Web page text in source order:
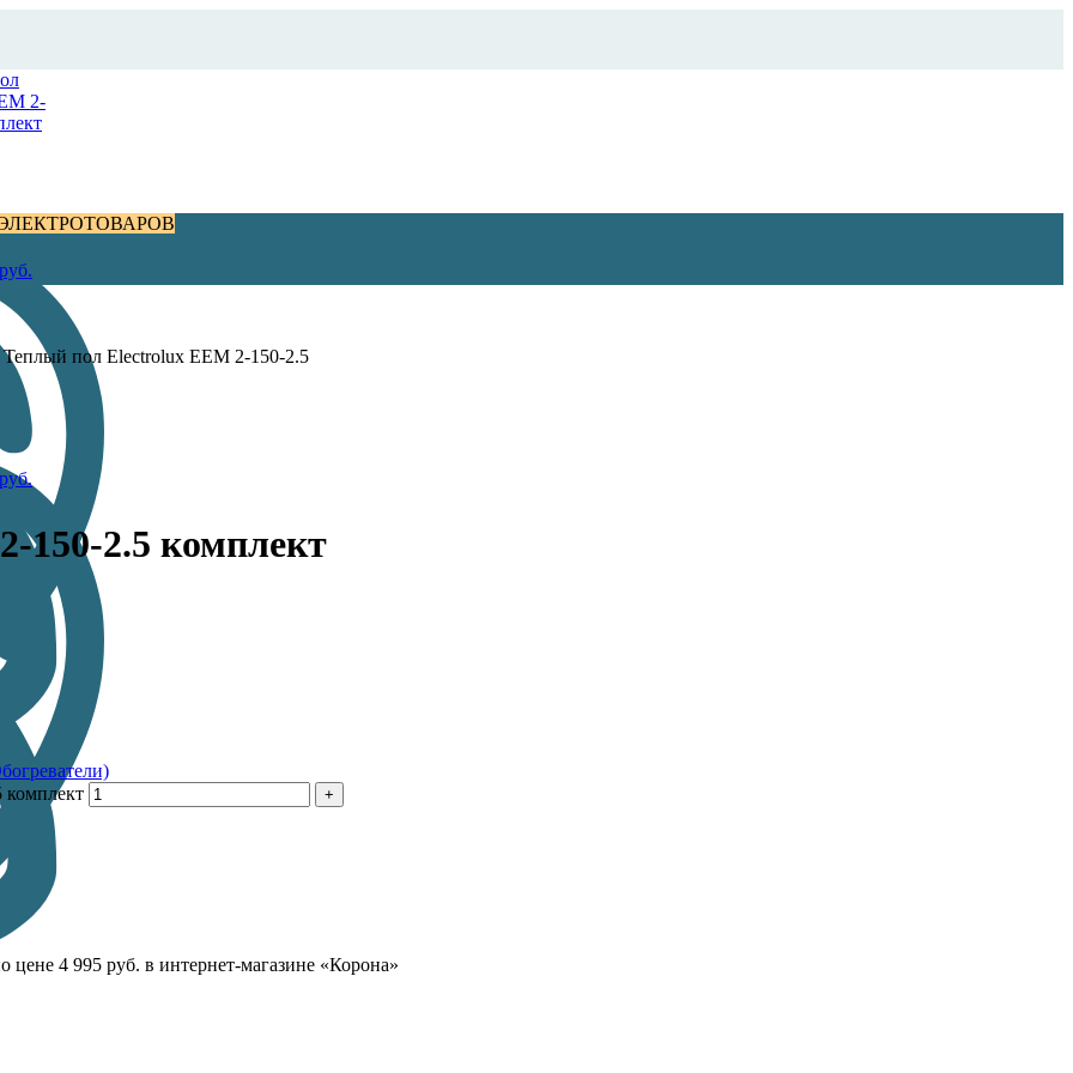
руб.
руб.
Теплый пол Electrolux EEM 2-150-2.5
150-2.5 комплект
комплект
4 995 руб. в интернет-магазине «Корона»